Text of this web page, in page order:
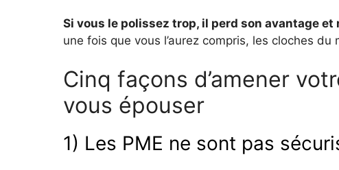
Si vous le polissez trop, il perd son avantage et
une fois que vous l’aurez compris, les cloches
Cinq façons d’amener
vous épouser
1) Les PME ne sont pas